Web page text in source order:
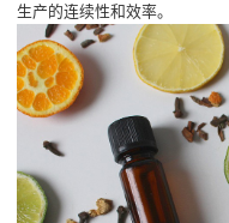
生产的连续性和效率。